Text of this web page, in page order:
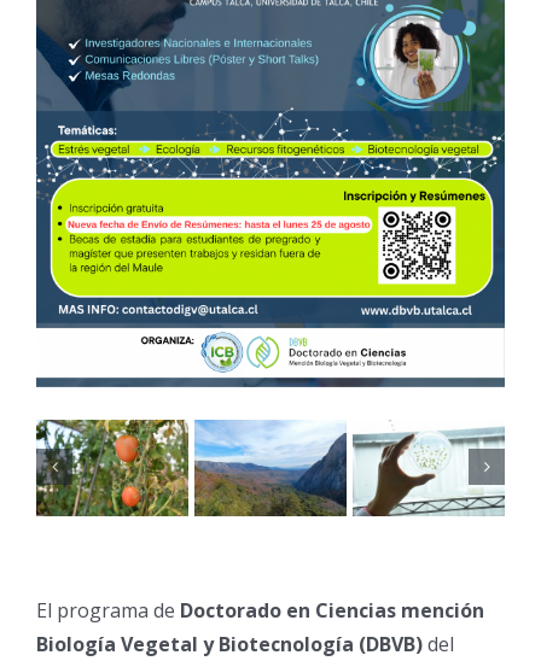
El programa de Doctorado en Ciencias mención
Biología Vegetal y Biotecnología (DBVB)del